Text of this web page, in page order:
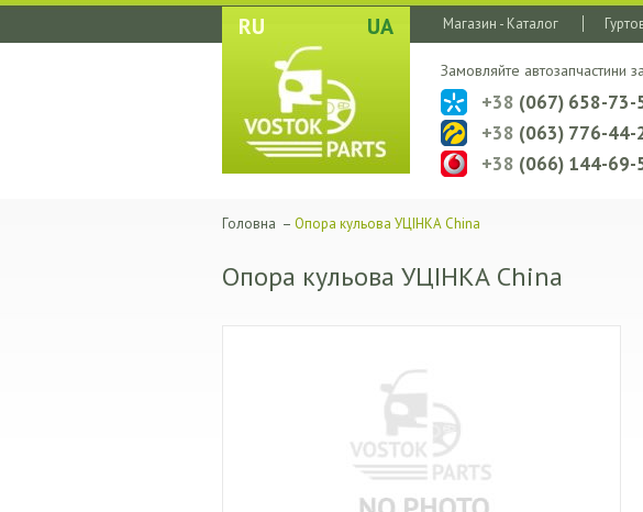
RU UA Магазин - Каталог
Замовляйте автозапчастини
+38 (067) 658-73-
+38 (063) 776-44-
+38 (066) 144-69-
Головна – Опора кульова УЦІНКА China
Опора кульова УЦІНКА China